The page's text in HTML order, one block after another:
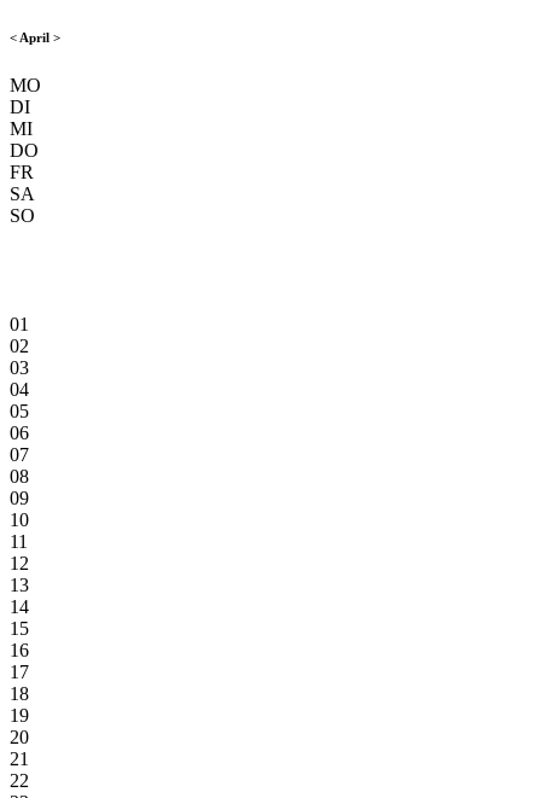
< April >
MO
DI
MI
DO
FR
SA
SO
01
02
03
04
05
06
07
08
09
10
11
12
13
14
15
16
17
18
19
20
21
22